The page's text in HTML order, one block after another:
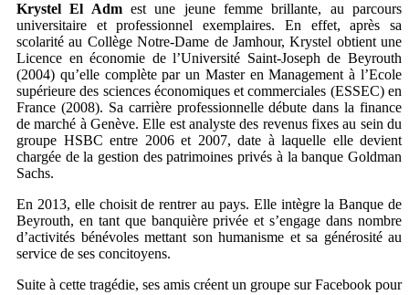
Krystel El Admest une jeune femme brillante, au parcours
universitaire et professionnel exemplaires. En effet, après sa
scolarité au Collège Notre-Dame de Jamhour, Krystel obtient une
Licence en économie de l’Université Saint-Joseph de Beyrouth
(2004) qu’elle complète par un Master en Management à l’Ecole
supérieure des sciences économiques et commerciales (ESSEC) en
France (2008). Sa carrière professionnelle débute dans la finance
de marché à Genève. Elle est analyste des revenus fixes au sein du
groupe HSBC entre 2006 et 2007, date à laquelle elle devient
chargée de la gestion des patrimoines privés à la banque Goldman
Sachs.
En 2013, elle choisit de rentrer au pays. Elle intègre la Banque de
Beyrouth, en tant que banquière privée et s’engage dans nombre
d’activités bénévoles mettant son humanisme et sa générosité au
service de ses concitoyens.
Suite à cette tragédie, ses amis créent un groupe sur Facebook pour